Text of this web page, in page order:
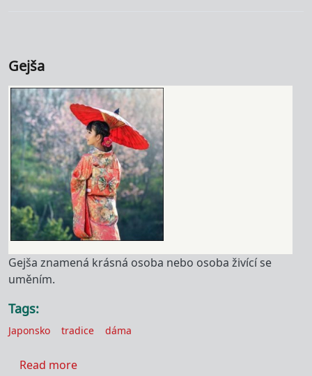
Gejša
Gejša znamená krásná osoba nebo osoba živící se
uměním.
Tags
Japonsko tradice dáma
Read moreabout Gejša